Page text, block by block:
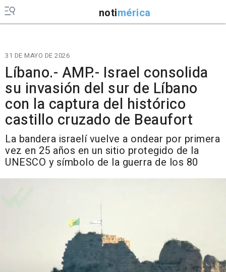
notimérica
31 DE MAYO DE 2026
Líbano.- AMP.- Israel consolida
su invasión del sur de Líbano
con la captura del histórico
castillo cruzado de Beaufort
La bandera israelí vuelve a ondear por primera
vez en 25 años en un sitio protegido de la
UNESCO y símbolo de la guerra de los 80